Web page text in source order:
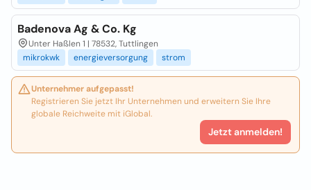
Badenova Ag & Co. Kg
Unter Haßlen 1 | 78532, Tuttlingen
mikrokwk
energieversorgung strom
Unternehmer aufgepasst!
Registrieren Sie jetzt Ihr Unternehmen und erweitern Sie Ihre
globale Reichweite mit iGlobal.
Jetzt anmelden!